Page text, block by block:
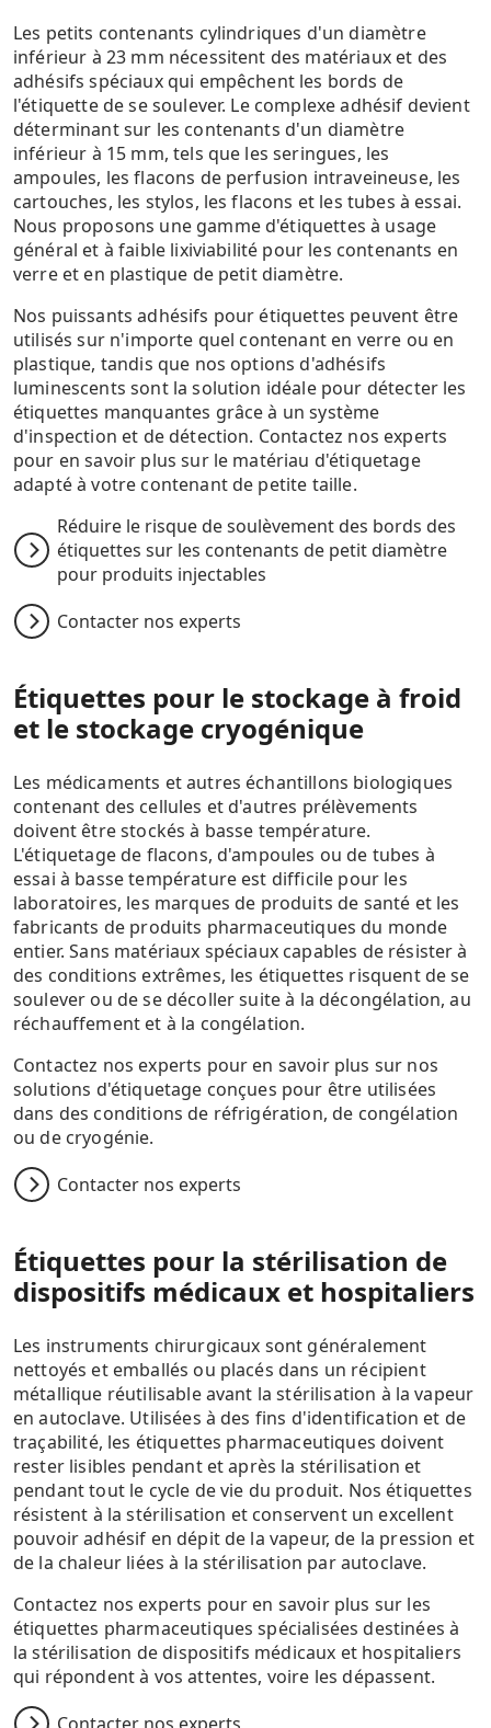
Les petits contenants cylindriques d'un diamètre
inférieur à 23 mm nécessitent des matériaux et des
adhésifs spéciaux qui empêchent les bords de
l'étiquette de se soulever. Le complexe adhésif devient
déterminant sur les contenants d'un diamètre
inférieur à 15 mm, tels que les seringues, les
ampoules, les flacons de perfusion intraveineuse, les
cartouches, les stylos, les flacons et les tubes à essai.
Nous proposons une gamme d'étiquettes à usage
général et à faible lixiviabilité pour les contenants en
verre et en plastique de petit diamètre.
Nos puissants adhésifs pour étiquettes peuvent être
utilisés sur n'importe quel contenant en verre ou en
plastique, tandis que nos options d'adhésifs
luminescents sont la solution idéale pour détecter les
étiquettes manquantes grâce à un système
d'inspection et de détection. Contactez nos experts
pour en savoir plus sur le matériau d'étiquetage
adapté à votre contenant de petite taille.
Réduire le risque de soulèvement des bords des
étiquettes sur les contenants de petit diamètre
pour produits injectables
Contacter nos experts
Étiquettes pour le stockage à froid
et le stockage cryogénique
Les médicaments et autres échantillons biologiques
contenant des cellules et d'autres prélèvements
doivent être stockés à basse température.
L'étiquetage de flacons, d'ampoules ou de tubes à
essai à basse température est difficile pour les
laboratoires, les marques de produits de santé et les
fabricants de produits pharmaceutiques du monde
entier. Sans matériaux spéciaux capables de résister à
des conditions extrêmes, les étiquettes risquent de se
soulever ou de se décoller suite à la décongélation, au
réchauffement et à la congélation.
Contactez nos experts pour en savoir plus sur nos
solutions d'étiquetage conçues pour être utilisées
dans des conditions de réfrigération, de congélation
ou de cryogénie.
Contacter nos experts
Étiquettes pour la stérilisation de
dispositifs médicaux et hospitaliers
Les instruments chirurgicaux sont généralement
nettoyés et emballés ou placés dans un récipient
métallique réutilisable avant la stérilisation à la vapeur
en autoclave. Utilisées à des fins d'identification et de
traçabilité, les étiquettes pharmaceutiques doivent
rester lisibles pendant et après la stérilisation et
pendant tout le cycle de vie du produit. Nos étiquettes
résistent à la stérilisation et conservent un excellent
pouvoir adhésif en dépit de la vapeur, de la pression et
de la chaleur liées à la stérilisation par autoclave.
Contactez nos experts pour en savoir plus sur les
étiquettes pharmaceutiques spécialisées destinées à
la stérilisation de dispositifs médicaux et hospitaliers
qui répondent à vos attentes, voire les dépassent.